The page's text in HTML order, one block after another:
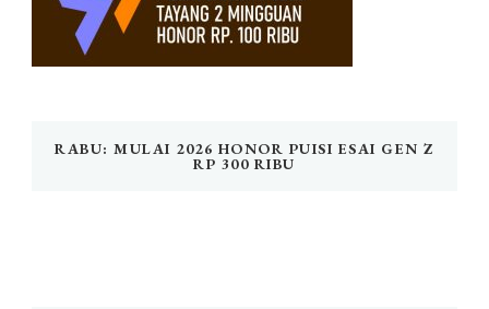
RABU: MULAI 2026 HONOR PUISI ESAI GEN Z
RP 300 RIBU